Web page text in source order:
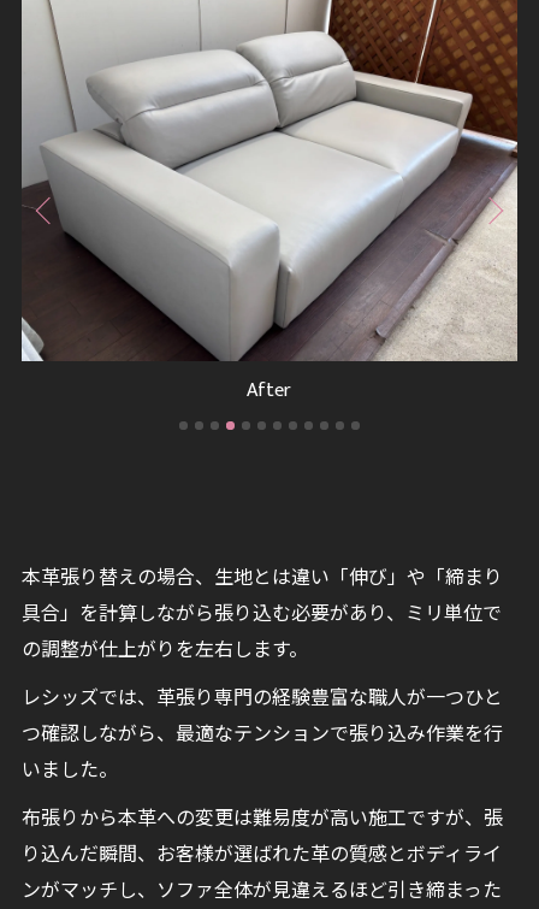
After
本革張り替えの場合、生地とは違い「伸び」や「締まり
具合」を計算しながら張り込む必要があり、ミリ単位で
の調整が仕上がりを左右します。
レシッズでは、革張り専門の経験豊富な職人が一つひと
つ確認しながら、最適なテンションで張り込み作業を行
いました。
布張りから本革への変更は難易度が高い施工ですが、張
り込んだ瞬間、お客様が選ばれた革の質感とボディライ
ンがマッチし、ソファ全体が見違えるほど引き締まった